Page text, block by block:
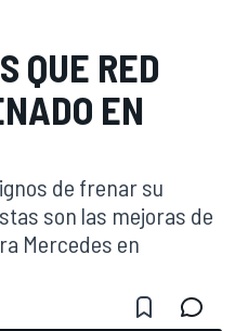
QUE RED
EN
de frenar su
son las mejoras de
Mercedes en